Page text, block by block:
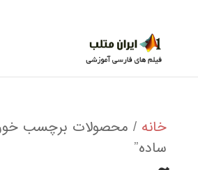
خانه / محصولات برچسب
ساده”